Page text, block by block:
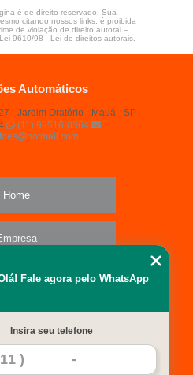
é de direito reservado. Sua
citando nossos links, é proibida
de violação de direito autoral –
Lei 9610/98 - Lei de direitos autorais.
Automáticos
- Jardim Oratório - Mauá - SP
(11) 99516-0364
Home
Missão
Serviços
Contato
Fale agora pelo WhatsApp
Insira seu telefone